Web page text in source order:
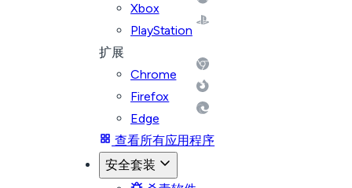
Xbox
PlayStation
扩展
Chrome
Firefox
Edge
查看所有应用程序
安全套装